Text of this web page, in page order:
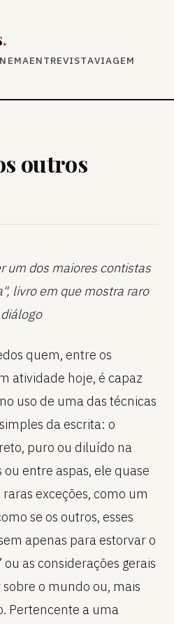
.
ENTREVISTAVIAGEM
outros
um dos maiores contistas
livro em que mostra raro
quem, entre os
atividade hoje, é capaz
uso de uma das técnicas
da escrita: o
puro ou diluído na
entre aspas, ele quase
exceções, como um
se os outros, esses
apenas para estorvar o
as considerações gerais
o mundo ou, mais
Pertencente a uma